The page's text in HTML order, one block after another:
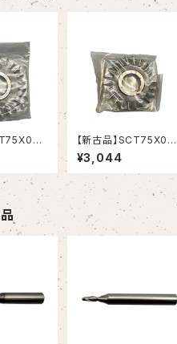
75X6X
【新古品】SCT75X090
サイドカッター 75X9X
25.4(岡崎精工）
¥3,044